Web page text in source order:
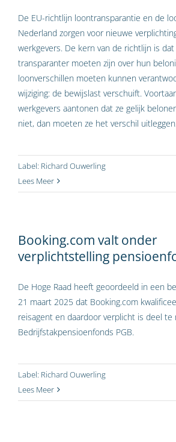
De EU-richtlijn loontransparantie en de
Nederland zorgen voor nieuwe
werkgevers. De kern van de richtlijn is
transparanter moeten zijn over hun
loonverschillen moeten kunnen
wijziging: de bewijslast verschuift.
werkgevers aantonen dat ze gelijk
niet, dan moeten ze het verschil
Label: Richard Ouwerling
Lees Meer
Booking.com valt onder
verplichtstelling
De Hoge Raad heeft geoordeeld in een
21 maart 2025 dat Booking.com
reisagent en daardoor verplicht is deel te
Bedrijfstakpensioenfonds PGB.
Label: Richard Ouwerling
Lees Meer